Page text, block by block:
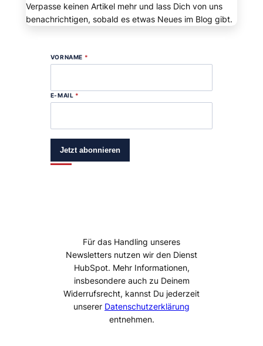
Verpasse keinen Artikel mehr und lass Dich von uns
benachrichtigen, sobald es etwas Neues im Blog gibt.
VORNAME *
E-MAIL *
Jetzt abonnieren
Für das Handling unseres
Newsletters nutzen wir den Dienst
HubSpot. Mehr Informationen,
insbesondere auch zu Deinem
Widerrufsrecht, kannst Du jederzeit
unserer Datenschutzerklärung
entnehmen.